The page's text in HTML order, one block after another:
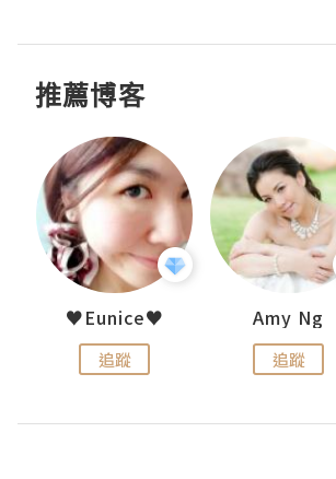
推薦博客
♥Eunice♥
追蹤
Amy Ng
追蹤